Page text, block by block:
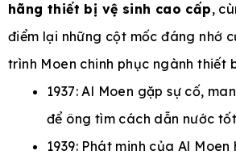
hãng thiết bị vệ sinh cao cấp,
điểm lại những cột mốc đáng nhớ
trình Moen chinh phục ngành thiết
1937: Al Moen gặp sự cố,
để ông tìm cách dẫn nước
1939: Phát minh của Al Moen